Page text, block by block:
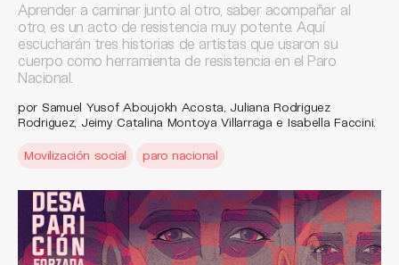
Aprender a caminar junto al otro, saber acompañar al
otro, es un acto de resistencia muy potente. Aquí
escucharán tres historias de artistas que usaron su
cuerpo como herramienta de resistencia en el Paro
Nacional.
por Samuel Yusof Aboujokh Acosta, Juliana Rodriguez
Rodriguez, Jeimy Catalina Montoya Villarraga e Isabella Faccini.
Movilización social paro nacional